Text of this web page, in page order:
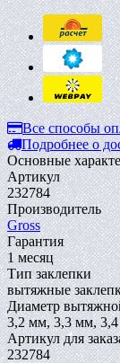
Все способы
Подробнее о
Основные
Артикул
232784
Производитель
Gross
Гарантия
1 месяц
Тип заклепки
вытяжные
Диаметр
3,2 мм, 3,3 мм,
Артикул для
232784